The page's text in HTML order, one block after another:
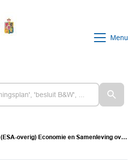
Menu
(ESA-overig) Economie en Samenleving overig